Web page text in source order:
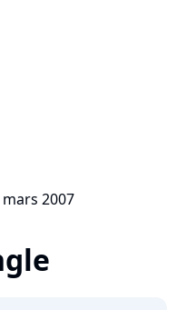
2007